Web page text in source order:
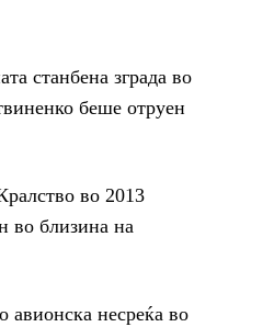
станбена зграда во
беше отруен
во 2013
во близина на
авионска несреќа во